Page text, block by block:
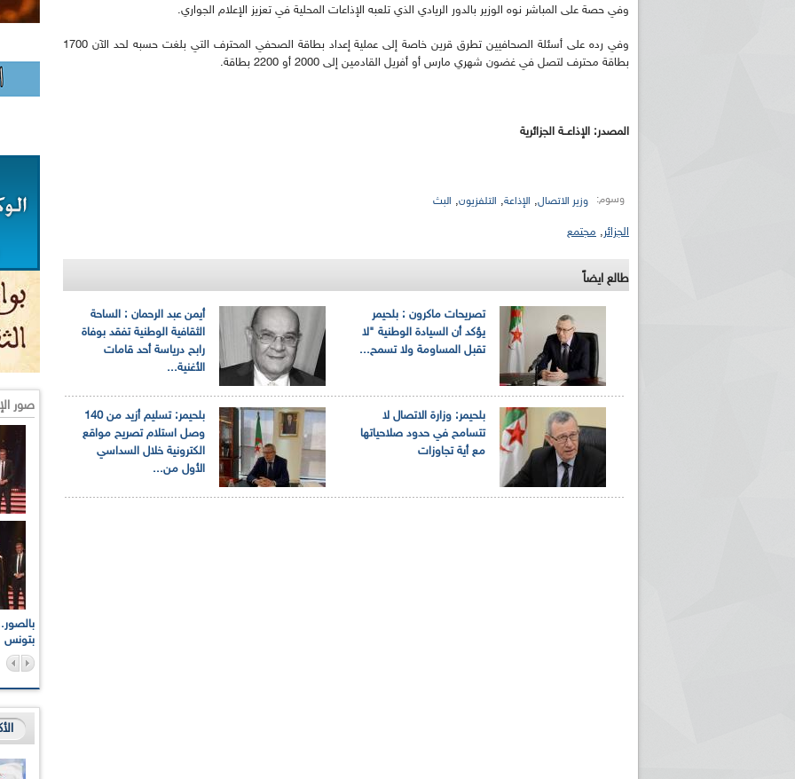
وفي حصة على المباشر نوه الوزير بالدور الريادي الذي تلعبه الإذاعات المحلية في تعزيز الإعلام الجواري.
وفي رده على أسئلة الصحافيين تطرق قرين خاصة إلى عملية إعداد بطاقة الصحفي المحترف التي بلغت حسبه لحد الآن 1700
بطاقة محترف لتصل في غضون شهري مارس أو أفريل القادمين إلى 2000 أو 2200 بطاقة.
المصدر: الإذاعــة الجزائرية
وسوم: وزير الاتصال, الإذاعة, التلفزيون, البث
الجزائر, مجتمع
طالع ايضاً
أيمن عبد الرحمان : الساحة
الثقافية الوطنية تفقد بوفاة
رابح درياسة أحد قامات
الأغنية...
تصريحات ماكرون : بلحيمر
يؤكد أن السيادة الوطنية "لا
تقبل المساومة ولا تسمح...
بلحيمر: تسليم أزيد من 140
وصل استلام تصريح مواقع
الكترونية خلال السداسي
الأول من...
بلحيمر: وزارة الاتصال لا
تتسامح في حدود صلاحياتها
مع أية تجاوزات
صور
بتونس